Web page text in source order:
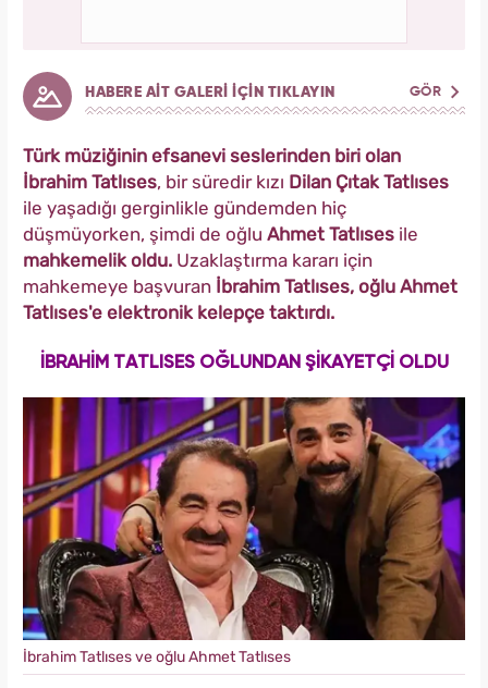
HABERE AİT GALERİ İÇİN TIKLAYIN GÖR
Türk müziğinin efsanevi seslerinden biri olan
İbrahim Tatlıses, bir süredir kızı Dilan Çıtak Tatlıses
ile yaşadığı gerginlikle gündemden hiç
düşmüyorken, şimdi de oğlu Ahmet Tatlıses ile
mahkemelik oldu. Uzaklaştırma kararı için
mahkemeye başvuran İbrahim Tatlıses, oğlu Ahmet
Tatlıses'e elektronik kelepçe taktırdı.
İBRAHİM TATLISES OĞLUNDAN ŞİKAYETÇİ OLDU
İbrahim Tatlıses ve oğlu Ahmet Tatlıses